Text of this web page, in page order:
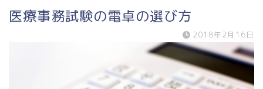
医療事務試験の電卓の選び方
2018年2月16日